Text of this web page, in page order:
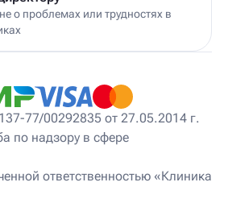
врач ЛФК
о проблемах или трудностях в
77/00292835 от 27.05.2014 г.
по надзору в сфере
ответственностью «Клиника